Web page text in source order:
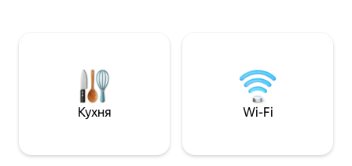
для додаткової гнучкості. - Повністю
обладнана кухня - Приватний басейн -
Тренажерний зал - Wi-Fi Starlink -
4 спальні з ванними кімнатами - смарт-
прибирання - Послуги консьєржа
басейну після
Спостерігайте,
деревами. Coconut Villa дарує вам
повільний,
історія на острові.
Кухня Wi-Fi